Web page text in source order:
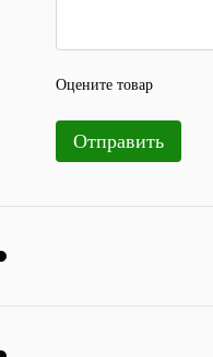
Оцените товар
Отправить